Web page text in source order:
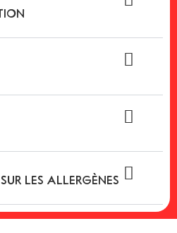
LES ALLERGÈNES